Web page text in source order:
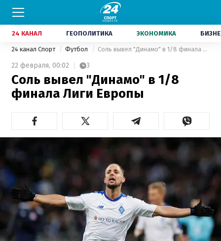
24 КАНАЛ ГЕОПОЛИТИКА ЭКОНОМИКА
24 канал Спорт Футбол Соль вывел "Динамо" в 1/8 финала Лиги Европы
22 февраля, 00:02 3
Соль вывел "Динамо" в 1/8
финала Лиги Европы